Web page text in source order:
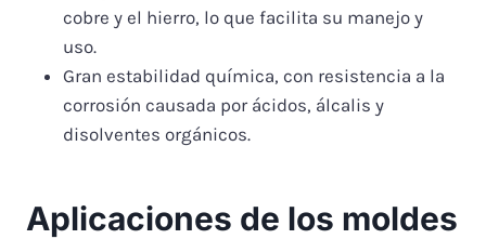
cobre y el hierro, lo que facilita su manejo y
uso.
Gran estabilidad química, con resistencia a la
corrosión causada por ácidos, álcalis y
disolventes orgánicos.
Aplicaciones de los moldes